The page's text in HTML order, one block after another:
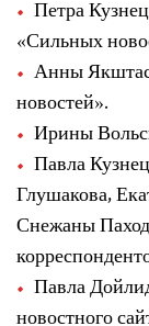
Петра
«Сильных
Анны
новостей».
Ирины
Павла
Глушакова,
Снежаны
Павла
новостного